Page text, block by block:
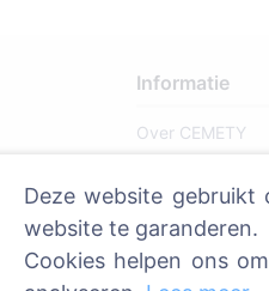
Informatie
Over CEMETY
Evenementen
Lijst van
gebruikers
Deze website
website te garanderen.
Cookies helpen ons